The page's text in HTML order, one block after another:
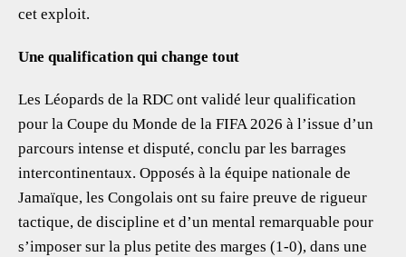
cet exploit.
Une qualification qui change tout
Les Léopards de la RDC ont validé leur qualification
pour la Coupe du Monde de la FIFA 2026 à l’issue d’un
parcours intense et disputé, conclu par les barrages
intercontinentaux. Opposés à la équipe nationale de
Jamaïque, les Congolais ont su faire preuve de rigueur
tactique, de discipline et d’un mental remarquable pour
s’imposer sur la plus petite des marges (1-0), dans une